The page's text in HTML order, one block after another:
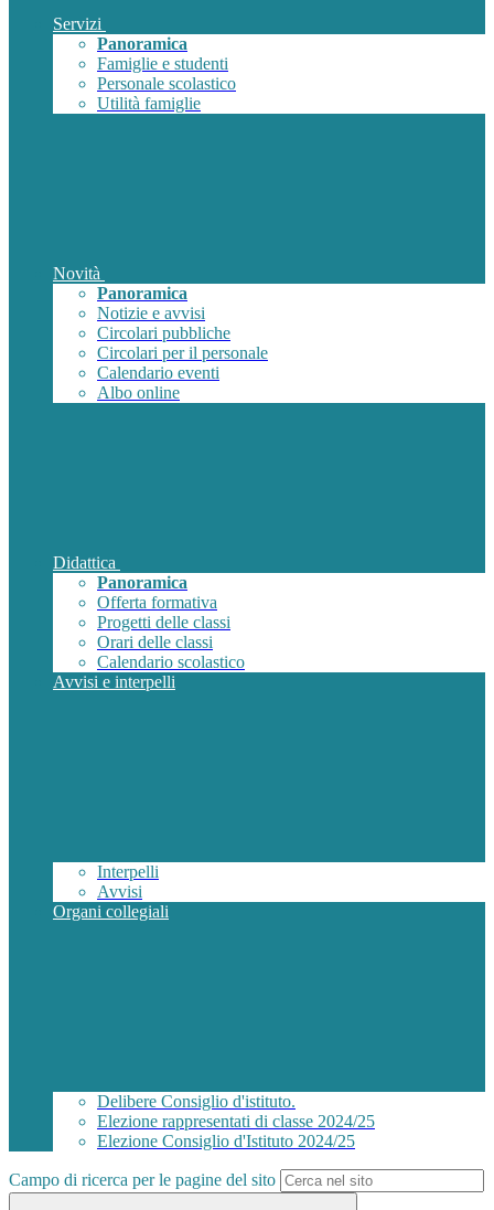
Servizi
Panoramica
Famiglie e studenti
Personale scolastico
Utilità famiglie
Novità
Panoramica
Notizie e avvisi
Circolari pubbliche
Circolari per il personale
Calendario eventi
Albo online
Didattica
Panoramica
Offerta formativa
Progetti delle classi
Orari delle classi
Calendario scolastico
Avvisi e interpelli
Interpelli
Avvisi
Organi collegiali
Delibere Consiglio d'istituto.
Elezione rappresentati di classe 2024/25
Elezione Consiglio d'Istituto 2024/25
Campo di ricerca per le pagine del sito